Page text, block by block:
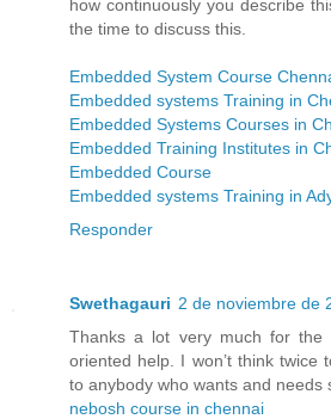
how continuously you describe
the time to discuss this.
Embedded System Course
Embedded systems Training in
Embedded Systems Courses in
Embedded Training Institutes in
Embedded Course
Embedded systems Training in
Responder
Swethagauri 2 de noviembre de
Thanks a lot very much for the
oriented help. I won’t think twice
to anybody who wants and needs
nebosh course in chennai